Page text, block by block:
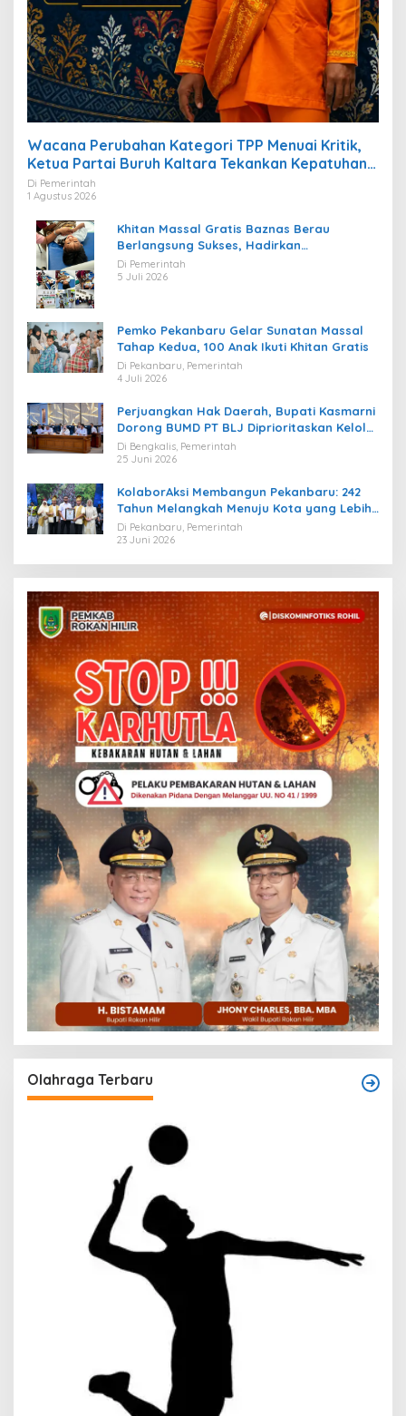
Wacana Perubahan Kategori TPP Menuai Kritik,
Ketua Partai Buruh Kaltara Tekankan Kepatuhan
Regulasi
Di Pemerintah
1 Agustus 2026
Khitan Massal Gratis Baznas Berau
Berlangsung Sukses, Hadirkan
Kebahagiaan bagi Puluhan Anak
Di Pemerintah
5 Juli 2026
Pemko Pekanbaru Gelar Sunatan Massal
Tahap Kedua, 100 Anak Ikuti Khitan Gratis
Di Pekanbaru, Pemerintah
4 Juli 2026
Perjuangkan Hak Daerah, Bupati Kasmarni
Dorong BUMD PT BLJ Diprioritaskan Kelola
Migas
Di Bengkalis, Pemerintah
25 Juni 2026
KolaborAksi Membangun Pekanbaru: 242
Tahun Melangkah Menuju Kota yang Lebih
Maju
Di Pekanbaru, Pemerintah
23 Juni 2026
Olahraga Terbaru